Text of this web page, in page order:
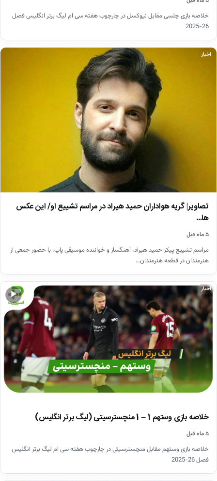
خلاصه بازی چلسی مقابل نیوکسل در چارچوب هفته سی ام لیگ برتر انگلیس فصل
26-2025
اخبار
تصاویر| گریه هواداران حمید هیراد در مراسم تشییع او/ این عکس
ها…
۵ ماه قبل
مراسم تشییع پیکر حمید هیراد، آهنگساز و خواننده موسیقی پاپ، با حضور جمعی از
هنرمندان در قطعه هنرمندان…
▶
اخبار
خلاصه بازی وستهم 1 – 1 منچسترسیتی (لیگ برتر انگلیس)
۵ ماه قبل
خلاصه بازی وستهم مقابل منچسترسیتی در چارچوب هفته سی ام لیگ برتر انگلیس
فصل 26-2025